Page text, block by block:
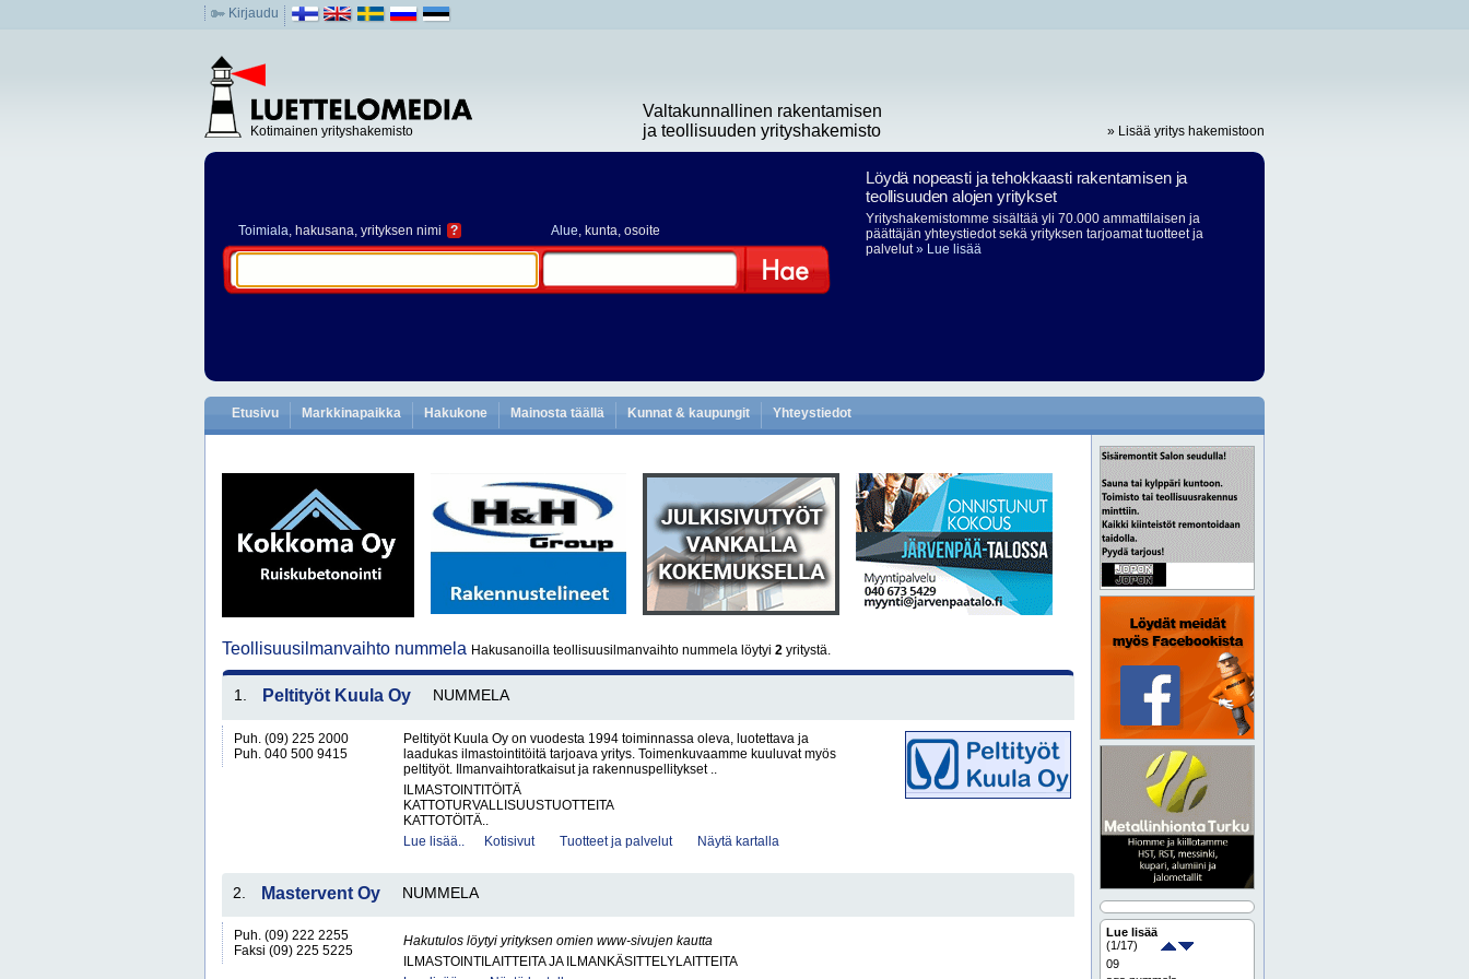
Kirjaudu
Kotimainen yrityshakemisto
Valtakunnallinen rakentamisen
ja teollisuuden yrityshakemisto
» Lisää yritys hakemistoon
Toimiala, hakusana, yrityksen nimi ? Alue, kunta, osoite
Löydä nopeasti ja tehokkaasti rakentamisen ja
teollisuuden alojen yritykset
Yrityshakemistomme sisältää yli 70.000 ammattilaisen ja
päättäjän yhteystiedot sekä yrityksen tarjoamat tuotteet ja
palvelut» Lue lisää
Etusivu Markkinapaikka Hakukone Mainosta täällä Kunnat & kaupungit Yhteystiedot
Teollisuusilmanvaihto nummela Hakusanoilla teollisuusilmanvaihto nummela löytyi 2 yritystä.
1. Peltityöt Kuula Oy NUMMELA
Puh. (09) 225 2000
Puh. 040 500 9415
Peltityöt Kuula Oy on vuodesta 1994 toiminnassa oleva, luotettava ja
laadukas ilmastointitöitä tarjoava yritys. Toimenkuvaamme kuuluvat myös
peltityöt. Ilmanvaihtoratkaisut ja rakennuspellitykset ..
ILMASTOINTITÖITÄ
KATTOTURVALLISUUSTUOTTEITA
KATTOTÖITÄ..
Lue lisää..
Kotisivut Tuotteet ja palvelut Näytä kartalla
2. Mastervent Oy NUMMELA
Puh. (09) 222 2255
Faksi (09) 225 5225
Hakutulos löytyi yrityksen omien www-sivujen kautta
ILMASTOINTILAITTEITA JA ILMANKÄSITTELYLAITTEITA
Lue lisää
(1/17)
09